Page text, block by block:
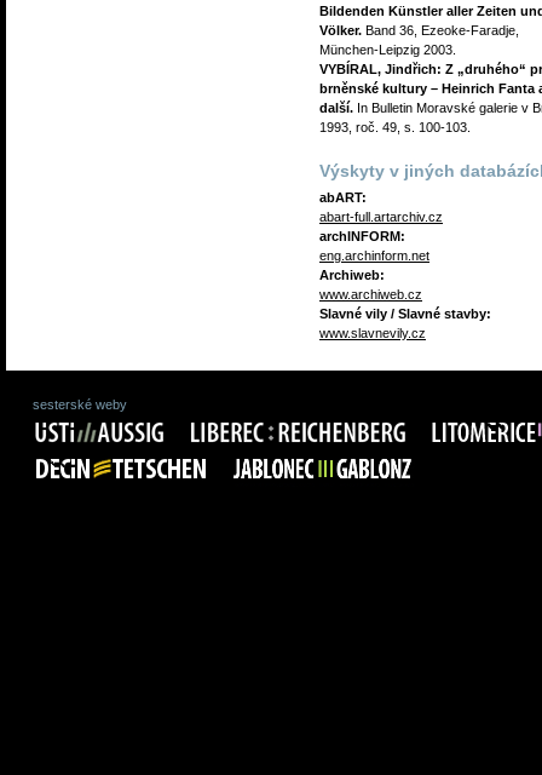
Bildenden Künstler aller Zeiten
Völker. Band 36, Ezeoke-Faradje,
München-Leipzig 2003.
VYBÍRAL, Jindřich: Z „druhého“
brněnské kultury – Heinrich Fanta
další. In Bulletin Moravské galerie v
1993, roč. 49, s. 100-103.
Výskyty v jiných
abART:
abart-full.artarchiv.cz
archINFORM:
eng.archinform.net
Archiweb:
www.archiweb.cz
Slavné vily / Slavné stavby:
www.slavnevily.cz
sesterské weby